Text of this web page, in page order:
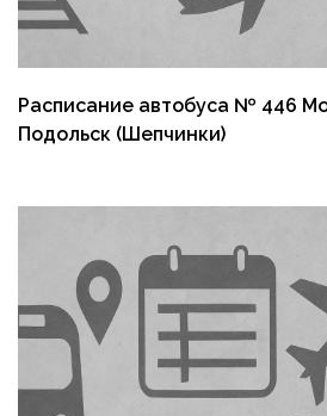
Расписание автобуса № 446
Подольск (Шепчинки)